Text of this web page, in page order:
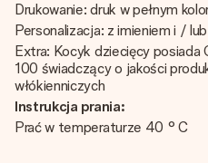
Drukowanie: druk w pełnym
Personalizacja: z imieniem i /
Extra: Kocyk dziecięcy
100 świadczący o jakości
włókienniczych
Instrukcja prania:
Prać w temperaturze 40 ° C